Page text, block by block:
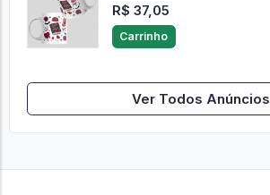
R$ 37,05
Carrinho
Ver Todos Anúncios